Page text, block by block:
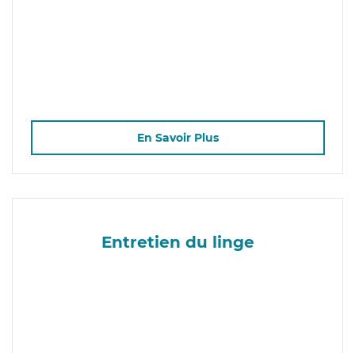
En Savoir Plus
Entretien du linge